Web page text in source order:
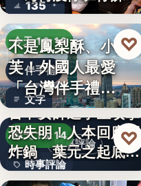
135
？蔣…
今天 13:16
伴手禮
文字
不是鳳梨酥、小泡
芙！外國人最愛
「台灣伴手禮
TOP5」冠軍…
♡
時事評論
今天 13:14
時事評論
台中女師遭學生攻擊
恐失明！人本回應網
炸鍋 葉元之起底
「…
♡